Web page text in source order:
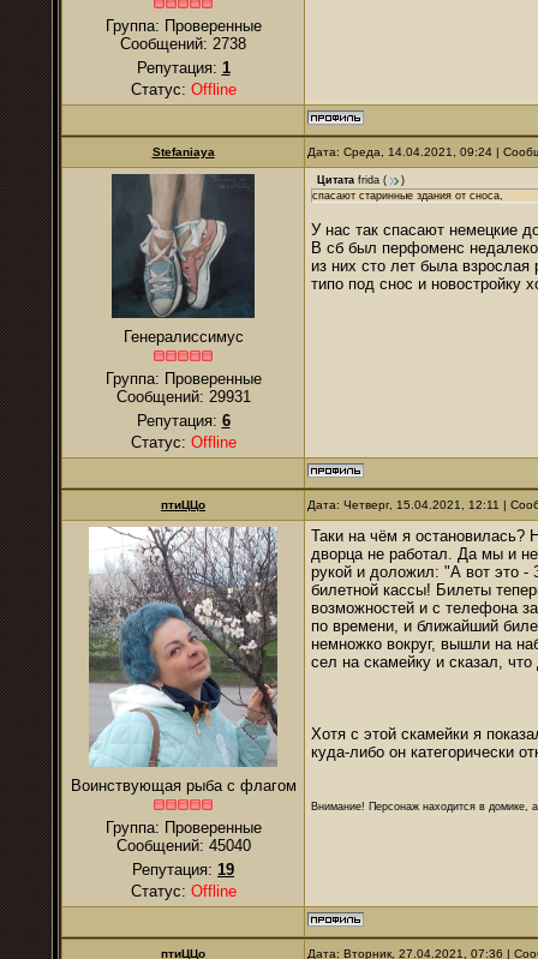
Группа: Проверенные
Сообщений: 2738
Репутация: 1
Статус: Offline
Stefaniaya Дата: Среда, 14.04.2021, 09:24 |
Генералиссимус
Группа: Проверенные
Сообщений: 29931
Репутация: 6
Статус: Offline
Цитата frida (
)
спасают старинные здания от сноса,
У нас так спасают немецкие
В сб был перфоменс
из них сто лет была
типо под снос и новостройку
птиЦЦо Дата: Четверг, 15.04.2021, 12:11 |
Воинствующая рыба с флагом
Группа: Проверенные
Сообщений: 45040
Репутация: 19
Статус: Offline
Таки на чём я остановилась?
дворца не работал. Да мы и
рукой и доложил: "А вот это -
билетной кассы! Билеты
возможностей и с телефона
по времени, и ближайший
немножко вокруг, вышли на
сел на скамейку и сказал,
Хотя с этой скамейки я
куда-либо он категорически
Внимание! Персонаж находится в домике,
птиЦЦо Дата: Вторник, 27.04.2021, 07:36 |